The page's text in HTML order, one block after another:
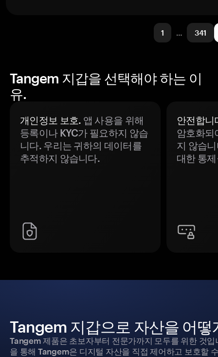
1 … 341
Tangem 지갑을 선택해야 하는 이
유.
개인정보 보호. 앱 사용을 위해
등록이나 KYC가 필요하지 않습
니다. 우리는 귀하의 데이터를
추적하지 않습니다.
안전합니
암호화되
지 않습
대한 통
Tangem 지갑으로 자산을 어떻
Tangem 제품은 초보자부터 전문가까지 모두를 위한 것
을 통해 Tangem은 디지털 자산을 직접 제어하고 보호할